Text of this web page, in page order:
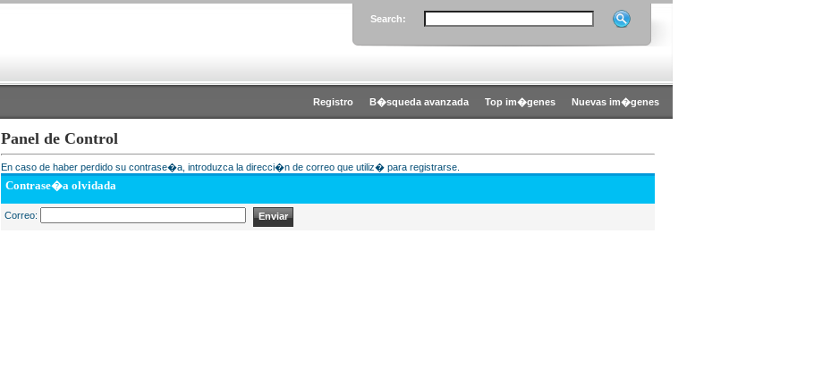
Search:
Registro B�squeda avanzada Top im�genes Nuevas im�genes
Panel de Control
En caso de haber perdido su contrase�a, introduzca la direcci�n de correo que utiliz� para registrarse.
Contrase�a olvidada
Correo: